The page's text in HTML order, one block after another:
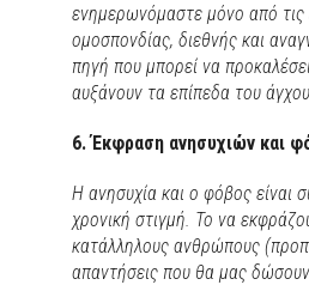
ενημερωνόμαστε μόνο από τις
ομοσπονδίας, διεθνής και
πηγή που μπορεί να
αυξάνουν τα επίπεδα του
6. Έκφραση ανησυχιών και
Η ανησυχία και ο φόβος είναι
χρονική στιγμή. Το να
κατάλληλους ανθρώπους
απαντήσεις που θα μας